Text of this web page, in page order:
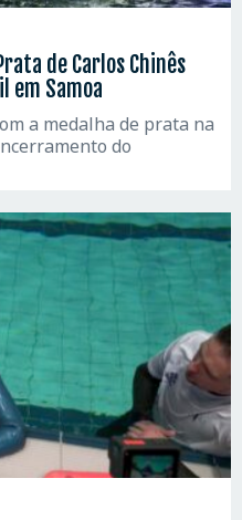
de Carlos Chinês
em Samoa
a medalha de prata na
do